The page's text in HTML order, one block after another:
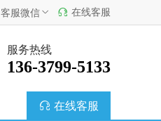
客服微信 在线客服
服务热线
136-3799-5133
在线客服